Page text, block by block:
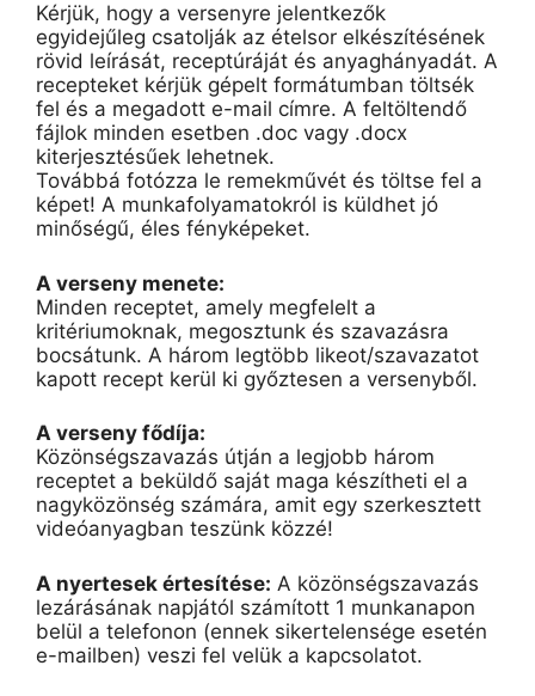
Kérjük, hogy a versenyre jelentkezők
egyidejűleg csatolják az ételsor elkészítésének
rövid leírását, receptúráját és anyaghányadát. A
recepteket kérjük gépelt formátumban töltsék
fel és a megadott e-mail címre. A feltöltendő
fájlok minden esetben .doc vagy .docx
kiterjesztésűek lehetnek.
Továbbá fotózza le remekművét és töltse fel a
képet! A munkafolyamatokról is küldhet jó
minőségű, éles fényképeket.
A verseny menete:
Minden receptet, amely megfelelt a
kritériumoknak, megosztunk és szavazásra
bocsátunk. A három legtöbb likeot/szavazatot
kapott recept kerül ki győztesen a versenyből.
A verseny fődíja:
Közönségszavazás útján a legjobb három
receptet a beküldő saját maga készítheti el a
nagyközönség számára, amit egy szerkesztett
videóanyagban teszünk közzé!
A nyertesek értesítése: A közönségszavazás
lezárásának napjától számított 1 munkanapon
belül a telefonon (ennek sikertelensége esetén
e-mailben) veszi fel velük a kapcsolatot.